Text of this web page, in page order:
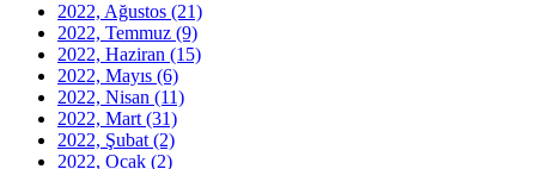
2022, Ağustos (21)
2022, Temmuz (9)
2022, Haziran (15)
2022, Mayıs (6)
2022, Nisan (11)
2022, Mart (31)
2022, Şubat (2)
2022, Ocak (2)